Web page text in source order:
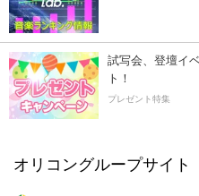
試写会、登壇イ
ト！
プレゼント特集
オリコングループサイト